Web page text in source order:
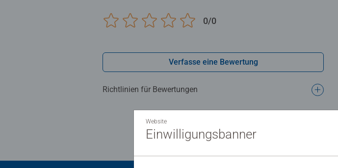
0/0
Verfasse eine Bewertung
Richtlinien für Bewertungen
Website
Einwilligungsbanner